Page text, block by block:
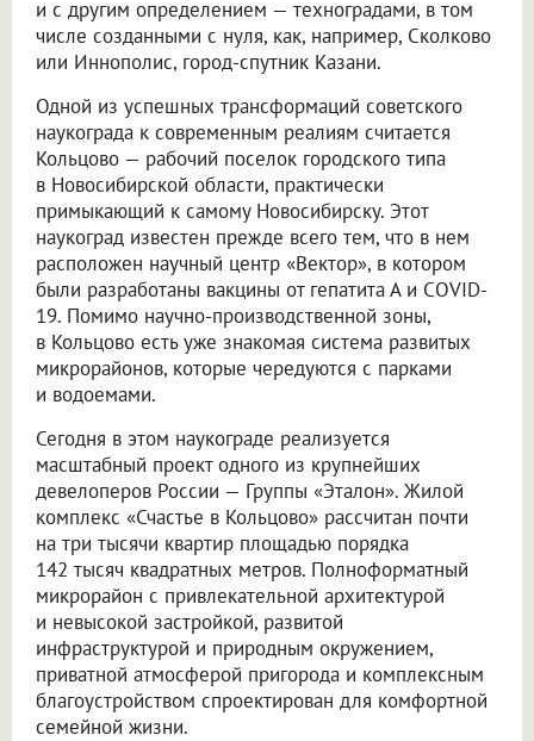
и с другим определением — техноградами, в том
числе созданными с нуля, как, например, Сколково
или Иннополис, город-спутник Казани.
Одной из успешных трансформаций советского
наукограда к современным реалиям считается
Кольцово — рабочий поселок городского типа
в Новосибирской области, практически
примыкающий к самому Новосибирску. Этот
наукоград известен прежде всего тем, что в нем
расположен научный центр «Вектор», в котором
были разработаны вакцины от гепатита А и COVID-
19. Помимо научно-производственной зоны,
в Кольцово есть уже знакомая система развитых
микрорайонов, которые чередуются с парками
и водоемами.
Сегодня в этом наукограде реализуется
масштабный проект одного из крупнейших
девелоперов России — Группы «Эталон». Жилой
комплекс «Счастье в Кольцово» рассчитан почти
на три тысячи квартир площадью порядка
142 тысяч квадратных метров. Полноформатный
микрорайон с привлекательной архитектурой
и невысокой застройкой, развитой
инфраструктурой и природным окружением,
приватной атмосферой пригорода и комплексным
благоустройством спроектирован для комфортной
семейной жизни.